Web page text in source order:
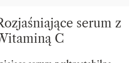
serum z
C